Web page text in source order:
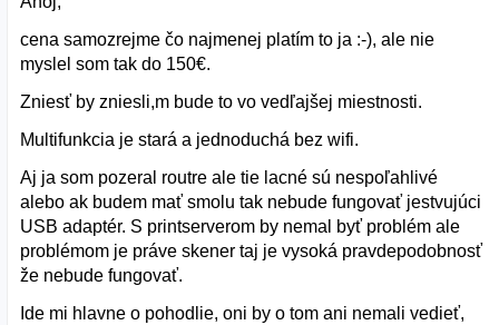
cena samozrejme čo najmenej platím to ja :-), ale nie
myslel som tak do 150€.
Zniesť by zniesli,m bude to vo vedľajšej miestnosti.
Multifunkcia je stará a jednoduchá bez wifi.
Aj ja som pozeral routre ale tie lacné sú nespoľahlivé
alebo ak budem mať smolu tak nebude fungovať jestvujúci
USB adaptér. S printserverom by nemal byť problém ale
problémom je práve skener taj je vysoká pravdepodobnosť
že nebude fungovať.
Ide mi hlavne o pohodlie, oni by o tom ani nemali vedieť,